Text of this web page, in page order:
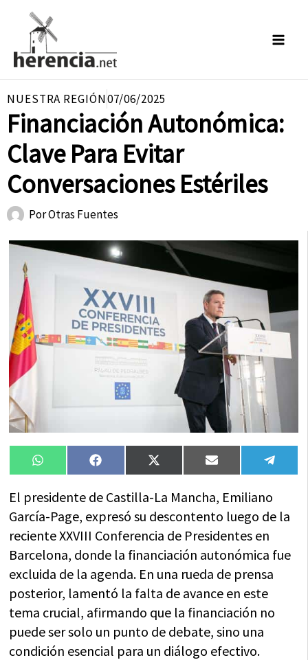
contenido
NUESTRA REGIÓN07/06/2025
Financiación Autonómica:
Clave Para Evitar
Conversaciones Estériles
PorOtras Fuentes
Compartir
en
WhatsAppCompartir
en
FacebookCompartir
en
X
(Twitter)
Compartir
en
Email
en
El presidente de Castilla-La Mancha, Emiliano
García-Page, expresó su descontento luego de la
reciente XXVIII Conferencia de Presidentes en
Barcelona, donde la financiación autonómica fue
excluida de la agenda. En una rueda de prensa
posterior, lamentó la falta de avance en este
tema crucial, afirmando que la financiación no
puede ser solo un punto de debate, sino una
condición esencial para un diálogo efectivo.